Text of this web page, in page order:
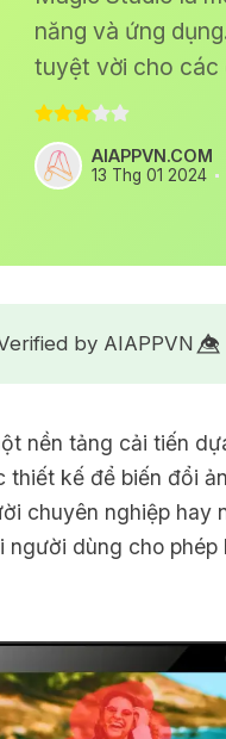
năng và ứng
tuyệt vời cho các
AIAPPVN.COM
13 Thg 01 2024
by AIAPPVN 👁️⃤
nền tảng cải tiến
thiết kế để biến đổi
chuyên nghiệp
người dùng cho